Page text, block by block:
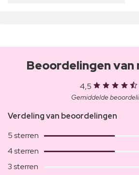
Beoordelingen van
4,5
Gemiddelde
Verdeling van beoordelingen
5 sterren
4 sterren
3 sterren